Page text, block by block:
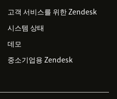
고객 서비스를 위한 Zendesk
시스템 상태
데모
중소기업용 Zendesk